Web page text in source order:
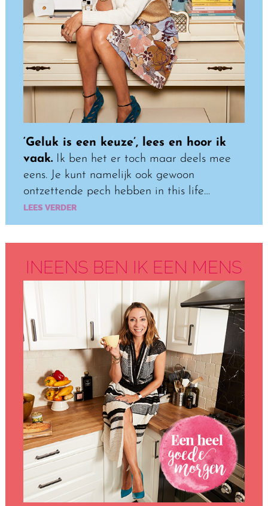
‘Geluk is een keuze’, lees en hoor ik
vaak.Ik ben het er toch maar deels mee
eens. Je kunt namelijk ook gewoon
ontzettende pech hebben in this life…
LEES VERDER
INEENS BEN IK EEN MENS